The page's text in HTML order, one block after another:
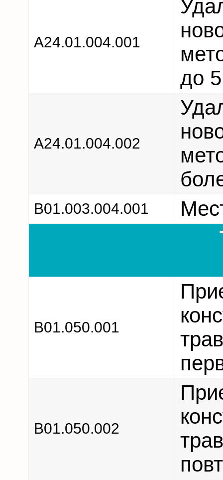
А24.01.004.001
до
А24.01.004.002
В01.003.004.001
В01.050.001
В01.050.002